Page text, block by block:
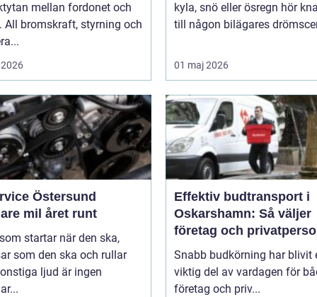
mellan fordonet och
All bromskraft, styrning och
kyla, snö eller ösregn hör
till någon bilägares
01 maj 2026
Östersund
mil året runt
startar när den ska,
som den ska och rullar
ljud är ingen
Effektiv budtransport i
Oskarshamn: Så väljer
företag och
rätt lösning
Snabb budkörning har blivit
viktig del av vardagen för
företag och priv...